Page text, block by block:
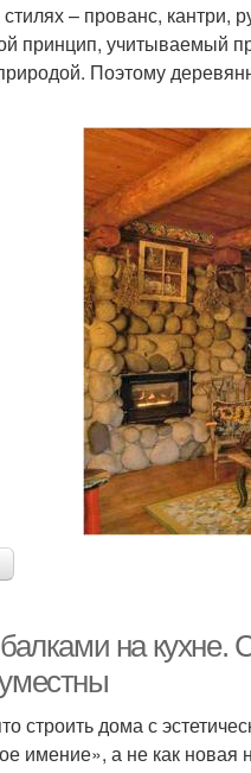
– прованс, кантри,
принцип, учитываемый
Поэтому
на кухне.
строить дома с
имение», а не как новая